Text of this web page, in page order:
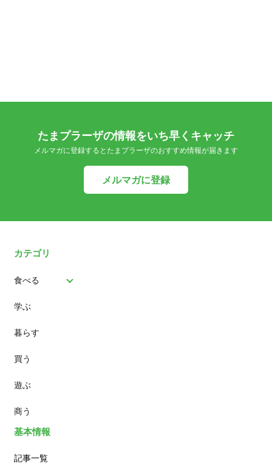
たまプラーザの情報をいち早くキャッチ
メルマガに登録するとたまプラーザのおすすめ情報が届きます
メルマガに登録
カテゴリ
食べる
パン
スイーツ
ランチ
カフェ
学ぶ
暮らす
買う
遊ぶ
商う
基本情報
記事一覧